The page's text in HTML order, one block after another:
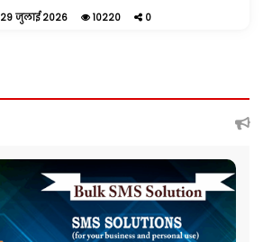
29 जुलाई 2026 10220 0